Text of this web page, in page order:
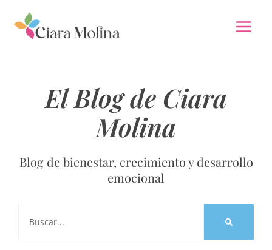
contenido
El Blog de Ciara
Molina
Blog de bienestar, crecimiento y desarrollo
emocional